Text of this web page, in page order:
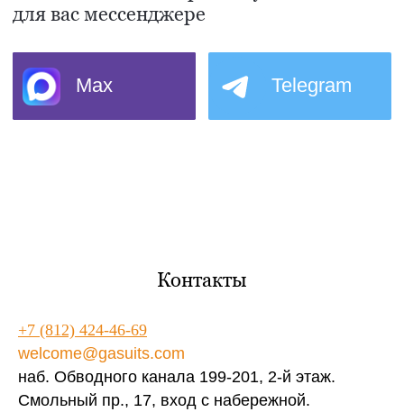
Контакты
+7 (812) 424-46-69
welcome@gasuits.com
наб. Обводного канала 199-201, 2-й этаж.
Смольный пр., 17, вход с набережной.